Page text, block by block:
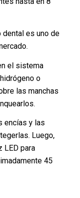
dental es uno de
el sistema
o
las manchas
encías y las
Luego,
LED para
45